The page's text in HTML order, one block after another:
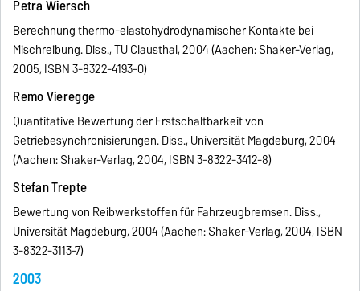
Petra Wiersch
Berechnung thermo-elastohydrodynamischer Kontakte bei
Mischreibung. Diss., TU Clausthal, 2004 (Aachen: Shaker-Verlag,
2005, ISBN 3-8322-4193-0)
Remo Vieregge
Quantitative Bewertung der Erstschaltbarkeit von
Getriebesynchronisierungen. Diss., Universität Magdeburg, 2004
(Aachen: Shaker-Verlag, 2004, ISBN 3-8322-3412-8)
Stefan Trepte
Bewertung von Reibwerkstoffen für Fahrzeugbremsen. Diss.,
Universität Magdeburg, 2004 (Aachen: Shaker-Verlag, 2004, ISBN
3-8322-3113-7)
2003